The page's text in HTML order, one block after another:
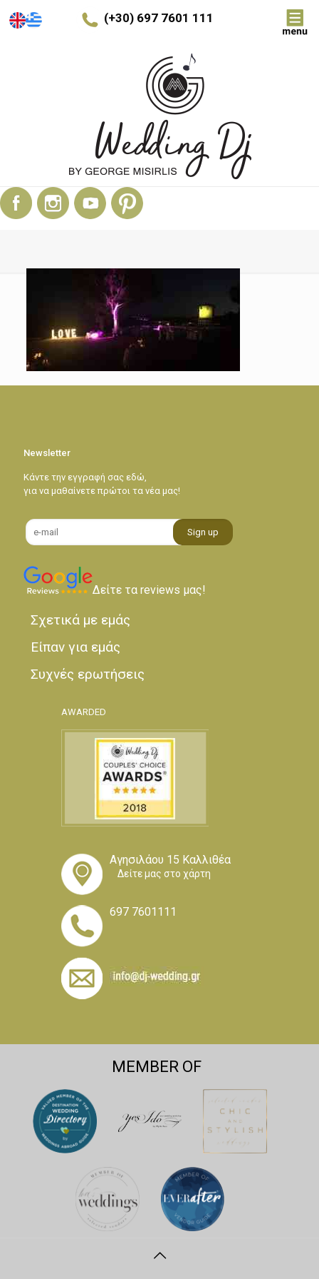
(+30) 697 7601 111
Newsletter
Κάντε την εγγραφή σας εδώ,
για να μαθαίνετε πρώτοι τα νέα μας!
Δείτε τα reviews μας!
Σχετικά με εμάς
Είπαν για εμάς
Συχνές ερωτήσεις
AWARDED
Αγησιλάου 15 Καλλιθέα
Δείτε μας στο χάρτη
697 7601111
MEMBER OF